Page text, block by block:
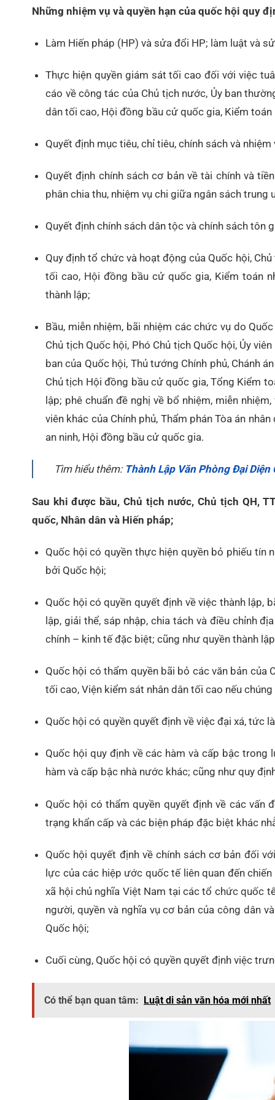
Những nhiệm vụ và quyền hạn của quốc hội quy
Làm Hiến pháp (HP) và sửa đổi HP; làm luật và
Thực hiện quyền giám sát tối cao đối với việc
cáo về công tác của Chủ tịch nước, Ủy ban
dân tối cao, Hội đồng bầu cử quốc gia, Kiểm
Quyết định mục tiêu, chỉ tiêu, chính sách và
Quyết định chính sách cơ bản về tài chính và
phân chia thu, nhiệm vụ chi giữa ngân sách
Quyết định chính sách dân tộc và chính sách tôn
Quy định tổ chức và hoạt động của Quốc hội,
tối cao, Hội đồng bầu cử quốc gia, Kiểm toán
thành lập;
Bầu, miễn nhiệm, bãi nhiệm các chức vụ do
Chủ tịch Quốc hội, Phó Chủ tịch Quốc hội, Ủy
ban của Quốc hội, Thủ tướng Chính phủ, Chánh
Chủ tịch Hội đồng bầu cử quốc gia, Tổng Kiểm
lập; phê chuẩn đề nghị về bổ nhiệm, miễn
viên khác của Chính phủ, Thẩm phán Tòa án
an ninh, Hội đồng bầu cử quốc gia.
Tìm hiểu thêm: Thành Lập Văn Phòng Đại
Sau khi được bầu, Chủ tịch nước, Chủ tịch QH,
quốc, Nhân dân và Hiến pháp;
Quốc hội có quyền thực hiện quyền bỏ phiếu
bởi Quốc hội;
Quốc hội có quyền quyết định về việc thành lập,
lập, giải thể, sáp nhập, chia tách và điều chỉnh
chính – kinh tế đặc biệt; cũng như quyền thành
Quốc hội có thẩm quyền bãi bỏ các văn bản của
tối cao, Viện kiểm sát nhân dân tối cao nếu
Quốc hội có quyền quyết định về việc đại xá, tức
Quốc hội quy định về các hàm và cấp bậc
hàm và cấp bậc nhà nước khác; cũng như quy
Quốc hội có thẩm quyền quyết định về các vấn
trạng khẩn cấp và các biện pháp đặc biệt khác
Quốc hội quyết định về chính sách cơ bản đối
lực của các hiệp ước quốc tế liên quan đến
xã hội chủ nghĩa Việt Nam tại các tổ chức quốc
người, quyền và nghĩa vụ cơ bản của công dân
Quốc hội;
Cuối cùng, Quốc hội có quyền quyết định việc
Có thể bạn quan tâm: Luật di sản văn hóa mới nhất